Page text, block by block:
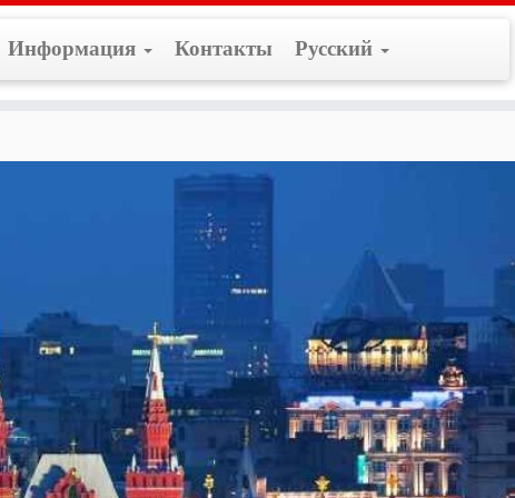
Информация Контакты Русский